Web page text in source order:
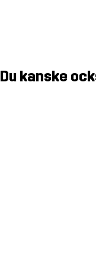
Du kanske